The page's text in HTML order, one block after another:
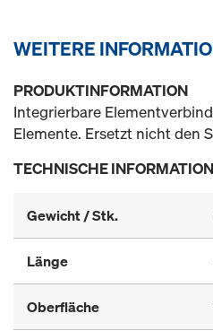
WEITERE
PRODUKTINFORMATION
Integrierbare
Elemente. Ersetzt nicht den
TECHNISCHE
Gewicht / Stk.
Länge
Oberfläche